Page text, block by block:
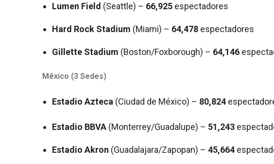
Lumen Field (Seattle) – 66,925 espectadores
Hard Rock Stadium (Miami) – 64,478 espectadores
Gillette Stadium (Boston/Foxborough) – 64,146
México (3 Sedes)
Estadio Azteca (Ciudad de México) – 80,824
Estadio BBVA (Monterrey/Guadalupe) – 51,243
Estadio Akron (Guadalajara/Zapopan) – 45,664